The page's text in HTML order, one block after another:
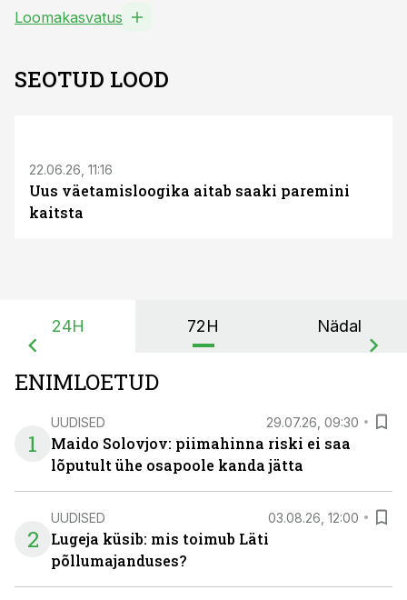
Loomakasvatus
SEOTUD LOOD
22.06.26, 11:16
Uus väetamisloogika aitab saaki paremini
kaitsta
24H 72H Nädal
ENIMLOETUD
1
UUDISED 29.07.26, 09:30
Maido Solovjov: piimahinna riski ei saa
lõputult ühe osapoole kanda jätta
2
UUDISED 03.08.26, 12:00
Lugeja küsib: mis toimub Läti
põllumajanduses?